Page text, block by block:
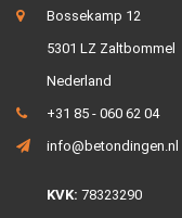
Bossekamp 12
5301 LZ Zaltbommel
Nederland
+31 85 - 060 62 04
info@betondingen.nl
KVK: 78323290